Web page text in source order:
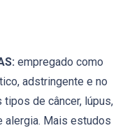
empregado como
adstringente e no
de câncer, lúpus,
alergia. Mais estudos